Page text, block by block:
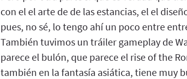
con el el arte de de las estancias, el el
pues, no sé, lo tengo ahí un poco entre
También tuvimos un tráiler gameplay de
parece el bulón, que parece el rise of the
también en la fantasía asiática, tiene muy